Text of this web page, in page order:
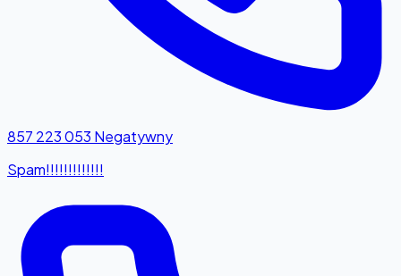
857 223 053 Negatywny
Spam!!!!!!!!!!!!!